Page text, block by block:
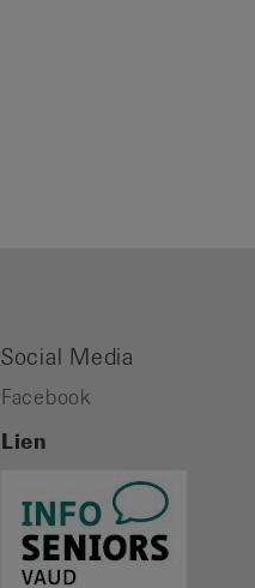
Social Media
Facebook
Lien